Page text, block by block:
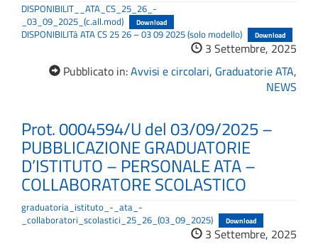
DISPONIBILIT__ATA_CS_25_26_-
_03_09_2025_(c.all.mod)
Download
DISPONIBILITà ATA CS 25 26 – 03 09 2025 (solo modello) Download
3 Settembre, 2025
Pubblicato in:Avvisi e circolari, Graduatorie ATA,
NEWS
Prot. 0004594/U del 03/09/2025 –
PUBBLICAZIONE GRADUATORIE
D’ISTITUTO – PERSONALE ATA –
COLLABORATORE SCOLASTICO
graduatoria_istituto_-_ata_-
_collaboratori_scolastici_25_26_(03_09_2025)
Download
3 Settembre, 2025